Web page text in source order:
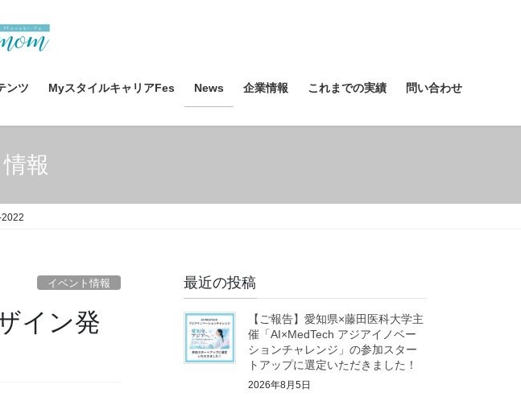
ンツ MyスタイルキャリアFes News 企業情報 これまでの実績 問い合わせ
報
イベント情報
イン発
最近の投稿
【ご報告】愛知県×藤田医科大学主
催「AI×MedTech アジアイノベー
ションチャレンジ」の参加スター
トアップに選定いただきました！
2026年8月5日